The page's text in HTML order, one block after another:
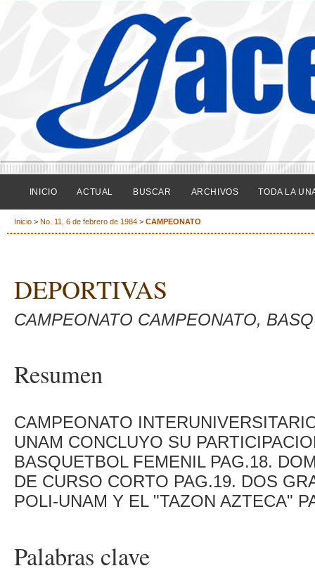
INICIO ACTUAL BUSCAR ARCHIVOS TODA LA
Inicio > No. 11, 6 de febrero de 1984 > CAMPEONATO
DEPORTIVAS
CAMPEONATO CAMPEONATO,
Resumen
CAMPEONATO
UNAM CONCLUYO SU
BASQUETBOL FEMENIL PAG.18.
DE CURSO CORTO PAG.19. DOS
POLI-UNAM Y EL "TAZON AZTECA"
Palabras clave